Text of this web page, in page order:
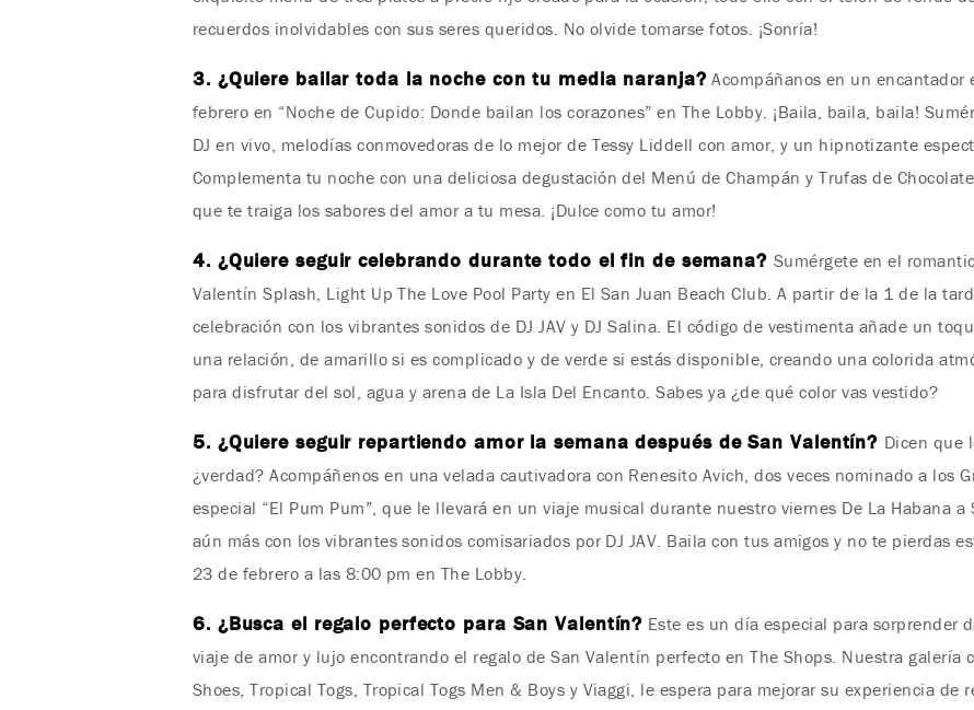
recuerdos inolvidables con sus seres queridos. No olvide tomarse fotos. ¡Sonría!
3. ¿Quiere bailar toda la noche con tu media naranja?Acompáñanos en un encantador
febrero en “Noche de Cupido: Donde bailan los corazones” en The Lobby. ¡Baila, baila, baila!
DJ en vivo, melodías conmovedoras de lo mejor de Tessy Liddell con amor, y un hipnotizante
Complementa tu noche con una deliciosa degustación del Menú de Champán y Trufas de
que te traiga los sabores del amor a tu mesa. ¡Dulce como tu amor!
4. ¿Quiere seguir celebrando durante todo el fin de semana? Sumérgete en el
Valentín Splash, Light Up The Love Pool Party en El San Juan Beach Club. A partir de la 1 de la
celebración con los vibrantes sonidos de DJ JAV y DJ Salina. El código de vestimenta añade un
una relación, de amarillo si es complicado y de verde si estás disponible, creando una colorida
para disfrutar del sol, agua y arena de La Isla Del Encanto. Sabes ya ¿de qué color vas vestido?
5. ¿Quiere seguir repartiendo amor la semana después de San Valentín? Dicen que
¿verdad? Acompáñenos en una velada cautivadora con Renesito Avich, dos veces nominado a los
especial “El Pum Pum”, que le llevará en un viaje musical durante nuestro viernes De La Habana
aún más con los vibrantes sonidos comisariados por DJ JAV. Baila con tus amigos y no te pierdas
23 de febrero a las 8:00 pm en The Lobby.
6. ¿Busca el regalo perfecto para San Valentín? Este es un día especial para sorprender
viaje de amor y lujo encontrando el regalo de San Valentín perfecto en The Shops. Nuestra galería
Shoes, Tropical Togs, Tropical Togs Men & Boys y Viaggi, le espera para mejorar su experiencia de